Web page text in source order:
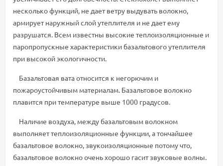
несколько функций, не дает ветру выдувать волокно,
армирует наружный слой утеплителя и не дает ему
разрушатся. Всем известны высокие теплоизоляционные и
паропропускные характеристики базальтового утеплителя
при высокой экологичности.
Базальтовая вата относится к негорючим и
пожароустойчивым материалам. Базальтовое волокно
плавится при температуре выше 1000 градусов.
Наличие воздуха, между базальтовым волокном
выполняет теплоизоляционные функции, а тончайшее
базальтовое волокно, звукоизоляционные потому что,
базальтовое волокно очень хорошо гасит звуковые волны.